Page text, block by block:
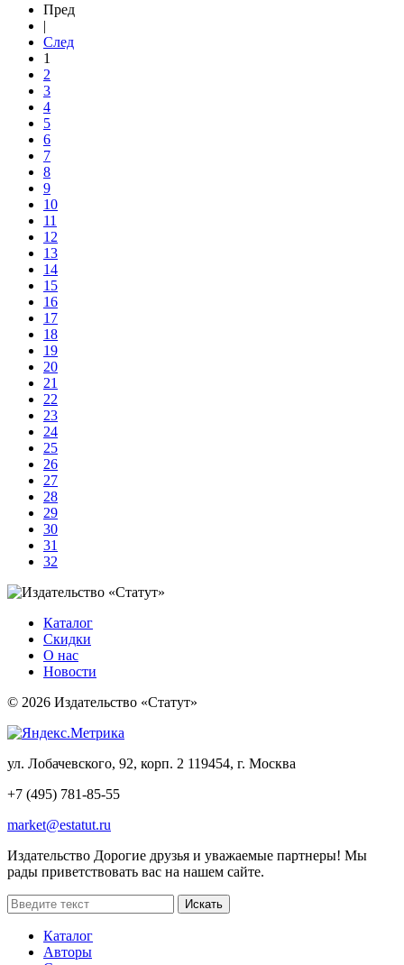
Пред
|
След
1
2
3
4
5
6
7
8
9
10
11
12
13
14
15
16
17
18
19
20
21
22
23
24
25
26
27
28
29
30
31
32
Каталог
Скидки
О нас
Новости
© 2026 Издательство «Статут»
ул. Лобачевского, 92, корп. 2 119454, г. Москва
+7 (495) 781-85-55
market@estatut.ru
Издательство Дорогие друзья и уважаемые партнеры! Мы
рады приветствовать вас на нашем сайте.
Каталог
Авторы